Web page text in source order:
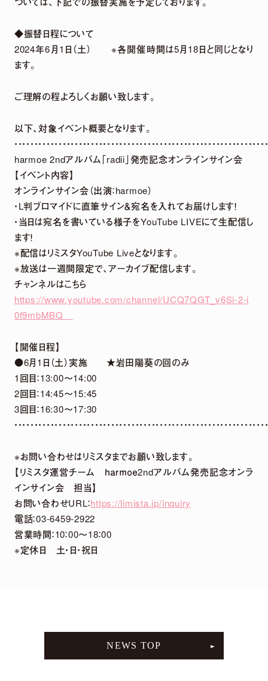
2026.07.29
5th Anniversary LIVE「harmoe Ranking!!」
session 〜5th Anniversary Special〜 グッズ事
定！
2026.07.29
「harmoe」×「HMV」 5周年記念POP UP SHOP
通販 決定！
2026. 07.22
2026年12月13日「京(みやこ) Premium Live
◆振替日程について
2024年6月1日（土） ※各開催時間は5月18日と同じとなり
ます。
ご理解の程よろしくお願い致します。
以下、対象イベント概要となります。
・・・・・・・・・・・・・・・・・・・・・・・・・・・・・・・・・・・・・・・・・・・・・・・・・・・・・・・・・・・・・
harmoe 2ndアルバム「radii」発売記念オンラインサイン会
【イベント内容】
オンラインサイン会（出演：harmoe）
・L判ブロマイドに直筆サイン＆宛名を入れてお届けします！
・当日は宛名を書いている様子をYouTube LIVEにて生配信し
ます！
※配信はリミスタYouTube Liveとなります。
※放送は一週間限定で、アーカイブ配信します。
チャンネルはこちら
https://www.youtube.com/channel/UCQ7QGT_v6Si-2-i
0f9mbMBQ
【開催日程】
●6月1日（土）実施 ★岩田陽葵の回のみ
1回目：13:00～14:00
2回目：14:45～15:45
3回目：16:30～17:30
・・・・・・・・・・・・・・・・・・・・・・・・・・・・・・・・・・・・・・・・・・・・・・・・・・・・・・・・・・・・・
※お問い合わせはリミスタまでお願い致します。
【リミスタ運営チーム ｈａｒｍｏｅ2ndアルバム発売記念オンラ
インサイン会 担当】
お問い合わせURL：https://limista.jp/inquiry
電話：03-6459-2922
営業時間：10：00～18：00
※定休日 土・日・祝日
NEWS TOP